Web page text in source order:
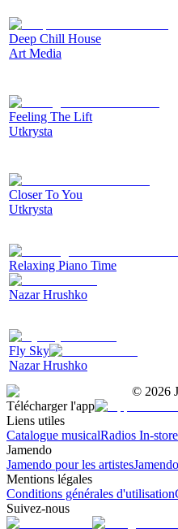
Deep Chill House
Art Media
Feeling The Lift
Utkrysta
Closer To You
Utkrysta
Relaxing Piano Time
Nazar Hrushko
Fly Sky
Nazar Hrushko
© 2026
Télécharger l'app
Liens utiles
Catalogue musicalRadios In-store
Jamendo
Jamendo pour les artistes
Mentions légales
Conditions générales d'utilisation
Suivez-nous